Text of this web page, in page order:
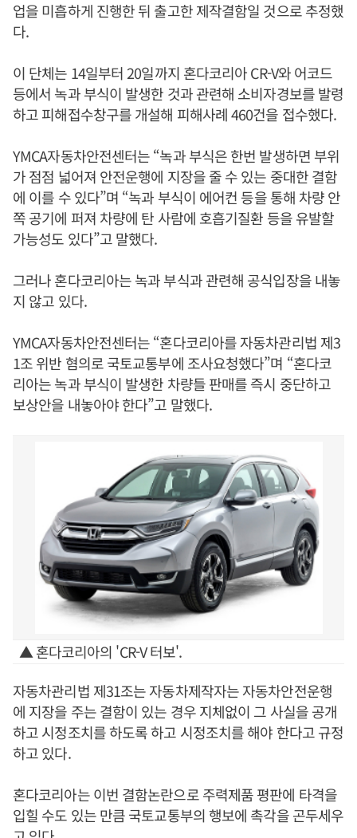
업을 미흡하게 진행한 뒤 출고한 제작결함일 것으로 추정했
다.
이 단체는 14일부터 20일까지 혼다코리아 CR-V와 어코드
등에서 녹과 부식이 발생한 것과 관련해 소비자경보를 발령
하고 피해접수창구를 개설해 피해사례 460건을 접수했다.
YMCA자동차안전센터는 “녹과 부식은 한번 발생하면 부위
가 점점 넓어져 안전운행에 지장을 줄 수 있는 중대한 결함
에 이를 수 있다”며 “녹과 부식이 에어컨 등을 통해 차량 안
쪽 공기에 퍼져 차량에 탄 사람에 호흡기질환 등을 유발할
가능성도 있다”고 말했다.
그러나 혼다코리아는 녹과 부식과 관련해 공식입장을 내놓
지 않고 있다.
YMCA자동차안전센터는 “혼다코리아를 자동차관리법 제3
1조 위반 혐의로 국토교통부에 조사요청했다”며 “혼다코
리아는 녹과 부식이 발생한 차량들 판매를 즉시 중단하고
보상안을 내놓아야 한다”고 말했다.
▲ 혼다코리아의 'CR-V 터보'.
자동차관리법 제31조는 자동차제작자는 자동차안전운행
에 지장을 주는 결함이 있는 경우 지체없이 그 사실을 공개
하고 시정조치를 하도록 하고 시정조치를 해야 한다고 규정
하고 있다.
혼다코리아는 이번 결함논란으로 주력제품 평판에 타격을
입힐 수도 있는 만큼 국토교통부의 행보에 촉각을 곤두세우